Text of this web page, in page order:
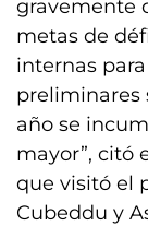
gravemente
metas de
internas
preliminares
año se
mayor”, citó
que visitó el
Cubeddu y